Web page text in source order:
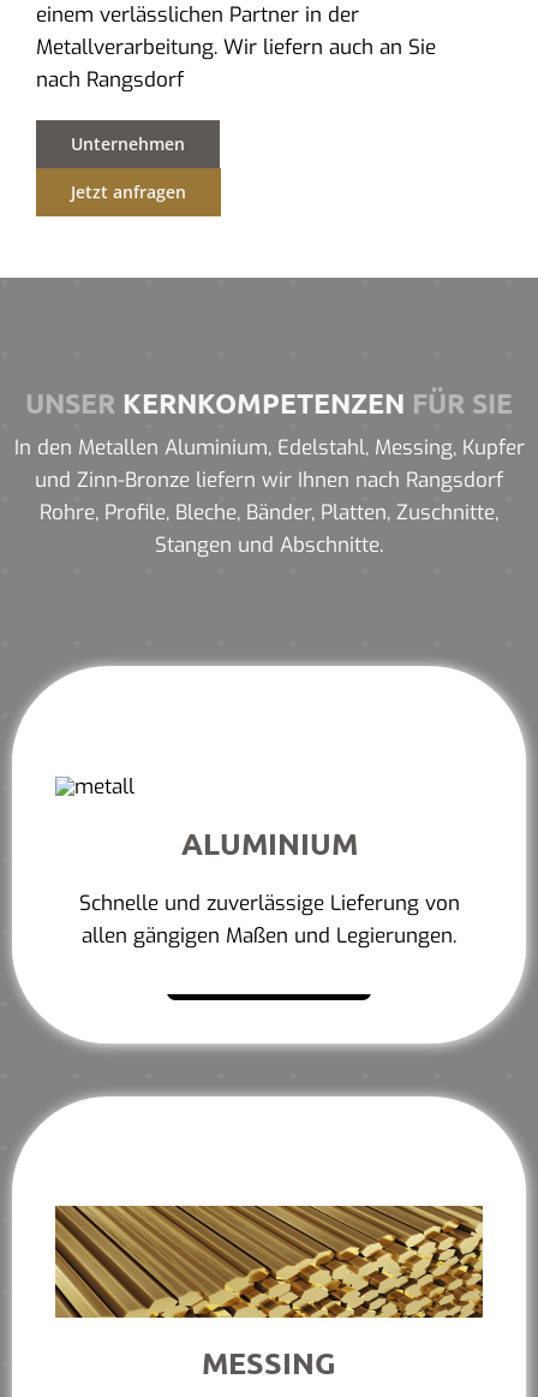
einem verlässlichen Partner in der
Metallverarbeitung. Wir liefern auch an Sie
nach Rangsdorf
Unternehmen
Jetzt anfragen
UNSER KERNKOMPETENZEN FÜR SIE
In den Metallen Aluminium, Edelstahl, Messing, Kupfer
und Zinn-Bronze liefern wir Ihnen nach Rangsdorf
Rohre, Profile, Bleche, Bänder, Platten, Zuschnitte,
Stangen und Abschnitte.
ALUMINIUM
Schnelle und zuverlässige Lieferung von
allen gängigen Maßen und Legierungen.
MESSING